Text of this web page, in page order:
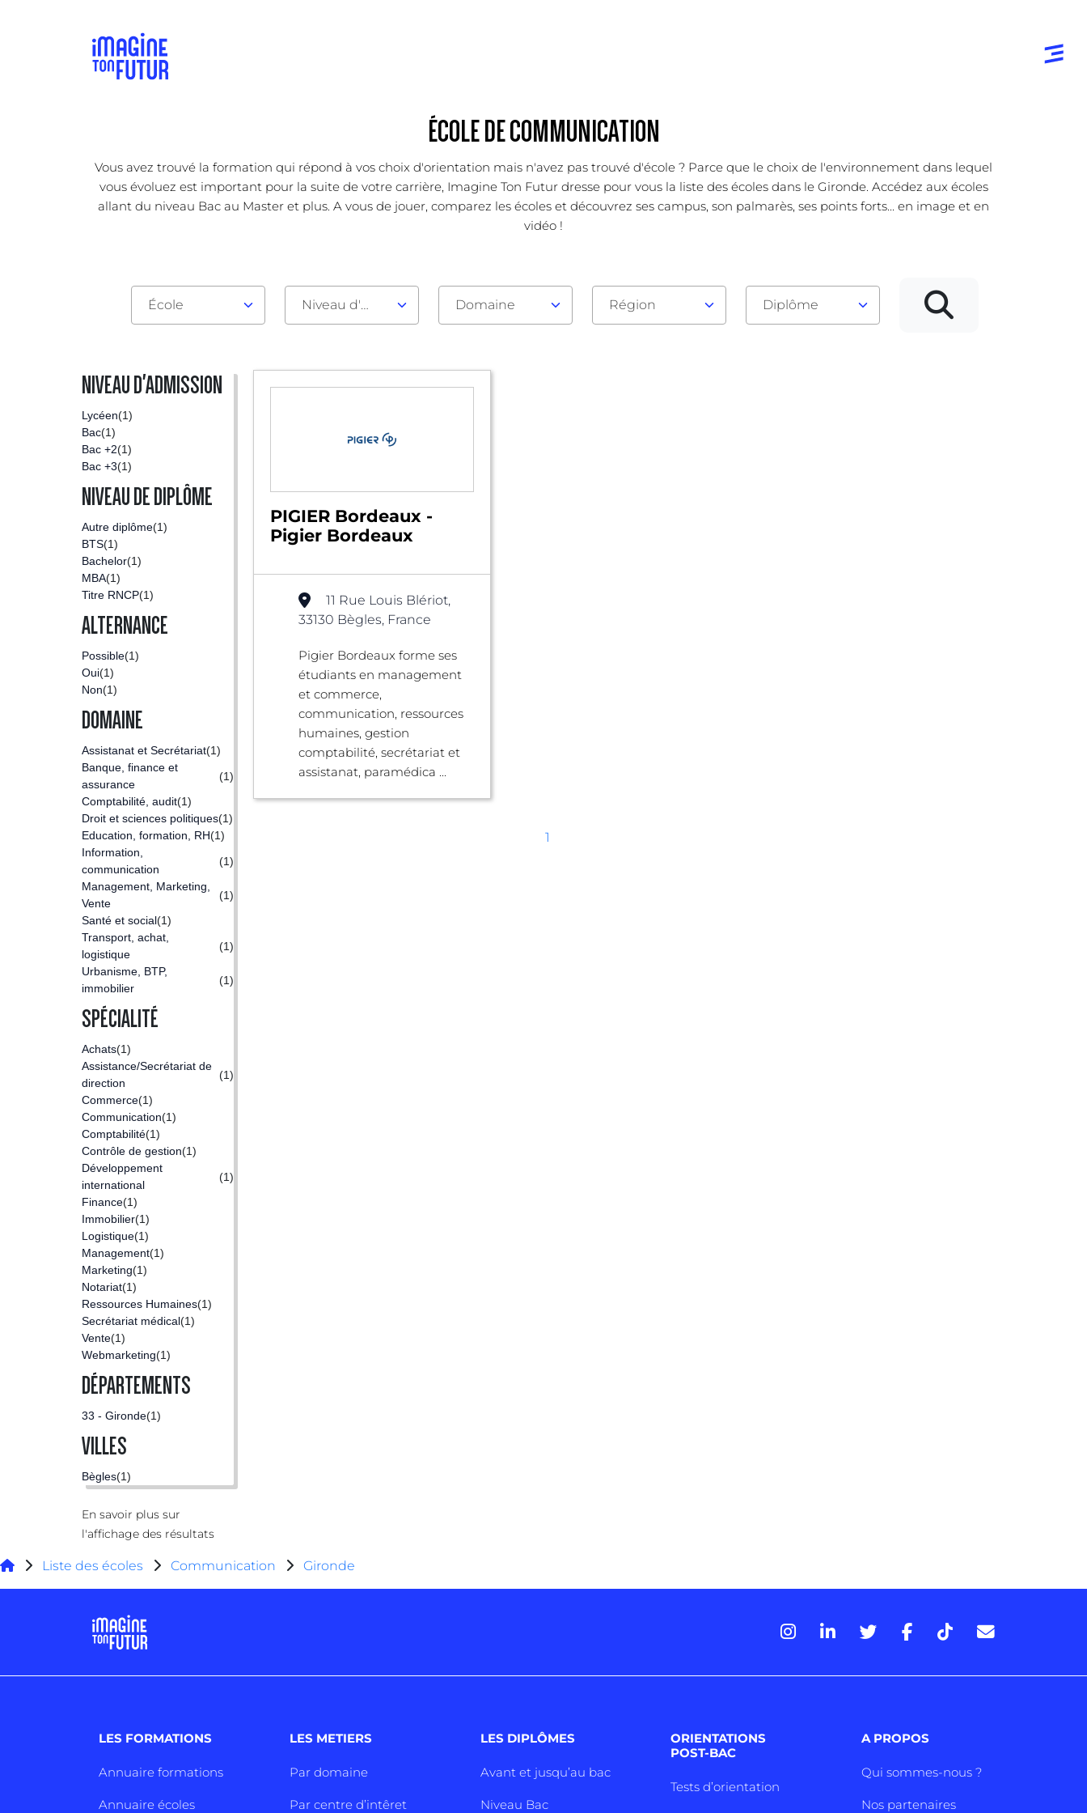
ÉCOLE DE COMMUNICATION
Vous avez trouvé la formation qui répond à vos choix d'orientation mais n'avez pas trouvé d'école ? Parce que le choix de l'environnement dans lequel
vous évoluez est important pour la suite de votre carrière, Imagine Ton Futur dresse pour vous la liste des écoles dans le Gironde. Accédez aux écoles
allant du niveau Bac au Master et plus. A vous de jouer, comparez les écoles et découvrez ses campus, son palmarès, ses points forts... en image et en
vidéo !
École Niveau d'admission Domaine Région Diplôme
NIVEAU D'ADMISSION
Lycéen(1)
Bac(1)
Bac +2(1)
Bac +3(1)
NIVEAU DE DIPLÔME
Autre diplôme(1)
BTS(1)
Bachelor(1)
MBA(1)
Titre RNCP(1)
ALTERNANCE
Possible(1)
Oui(1)
Non(1)
DOMAINE
Assistanat et Secrétariat(1)
Banque, finance et
assurance
(1)
Comptabilité, audit(1)
Droit et sciences politiques(1)
Education, formation, RH(1)
Information,
communication
(1)
Management, Marketing,
Vente
(1)
Santé et social(1)
Transport, achat,
logistique
(1)
Urbanisme, BTP,
immobilier
(1)
SPÉCIALITÉ
Achats(1)
Assistance/Secrétariat de
direction
(1)
Commerce(1)
Communication(1)
Comptabilité(1)
Contrôle de gestion(1)
Développement
international
(1)
Finance(1)
Immobilier(1)
Logistique(1)
Management(1)
Marketing(1)
Notariat(1)
Ressources Humaines(1)
Secrétariat médical(1)
Vente(1)
Webmarketing(1)
DÉPARTEMENTS
33 - Gironde(1)
VILLES
Bègles(1)
En savoir plus sur
l'affichage des résultats
PIGIER Bordeaux -
Pigier Bordeaux
11 Rue Louis Blériot,
33130 Bègles, France
Pigier Bordeaux forme ses
étudiants en management
et commerce,
communication, ressources
humaines, gestion
comptabilité, secrétariat et
assistanat, paramédica ...
1
Liste des écoles Communication Gironde
LES FORMATIONS
Annuaire formations
Annuaire écoles
LES METIERS
Par domaine
Par centre d’intêret
LES DIPLÔMES
Avant et jusqu’au bac
Niveau Bac
ORIENTATIONS
POST-BAC
Tests d’orientation
A PROPOS
Qui sommes-nous ?
Nos partenaires